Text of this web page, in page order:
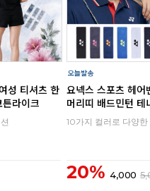
성 티셔츠 한
라이크
요넥스 스포츠 헤어
머리띠 배드민턴 테
10가지 컬러로 다양한
20% 4,000